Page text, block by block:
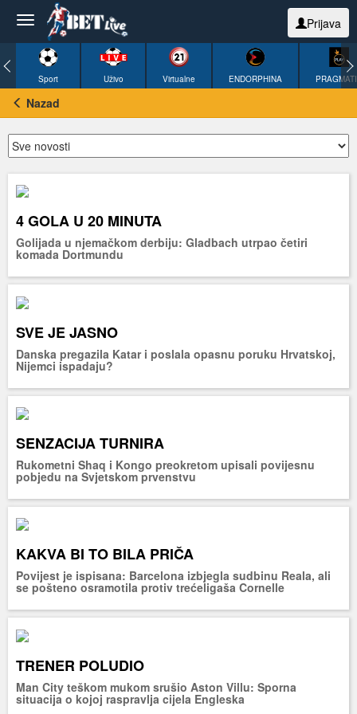
Prijava
Sport Uživo Virtualne ENDORPHINA
Nazad
4 GOLA U 20 MINUTA
Golijada u njemačkom derbiju: Gladbach utrpao četiri
komada Dortmundu
SVE JE JASNO
Danska pregazila Katar i poslala opasnu poruku Hrvatskoj,
Nijemci ispadaju?
SENZACIJA TURNIRA
Rukometni Shaq i Kongo preokretom upisali povijesnu
pobjedu na Svjetskom prvenstvu
KAKVA BI TO BILA PRIČA
Povijest je ispisana: Barcelona izbjegla sudbinu Reala, ali
se pošteno osramotila protiv trećeligaša Cornelle
TRENER POLUDIO
Man City teškom mukom srušio Aston Villu: Sporna
situacija o kojoj raspravlja cijela Engleska